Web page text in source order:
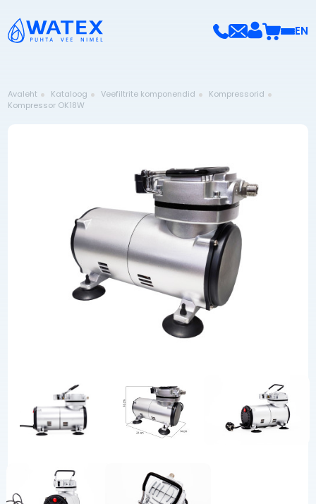
EN
Avaleht Kataloog Veefiltrite komponendid
Kompressorid
Kompressor OK18W